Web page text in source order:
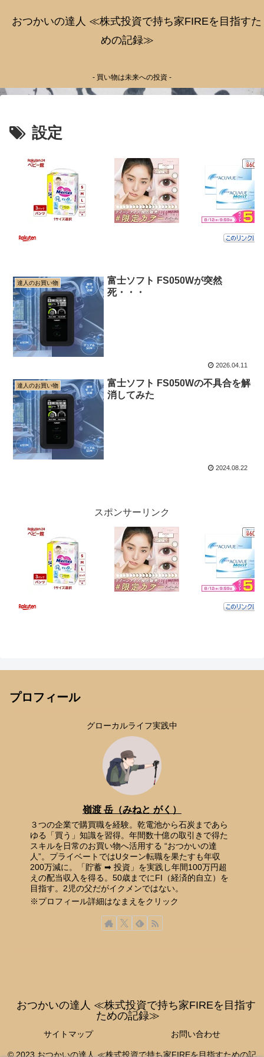
おつかいの達人 ≪株式投資で持ち家FIREを目指すた
めの記録≫
- 買い物は未来への投資 -
設定
達人のお買い物
富士ソフト FS050Wが突然
死・・・
2026.04.11
達人のお買い物
富士ソフト FS050Wの不具合を解
消してみた
2024.08.22
スポンサーリンク
プロフィール
グローカルライフ実践中
嶺渡 岳（みねと がく）
３つの企業で購買職を経験。乾電池から石炭まであら
ゆる「買う」知識を習得。年間数十億の取引きで得た
スキルを日常のお買い物へ活用する “おつかいの達
人”。プライベートではUターン転職を果たすも年収
200万減に。「貯蓄 ➡ 投資」を実践し年間100万円超
えの配当収入を得る。50歳までにFI（経済的自立）を
目指す。2児の父だがイクメンではない。
※プロフィール詳細はなまえをクリック
おつかいの達人 ≪株式投資で持ち家FIREを目指す
ための記録≫
サイトマップ お問い合わせ
© 2023 おつかいの達人 ≪株式投資で持ち家FIREを目指すための記